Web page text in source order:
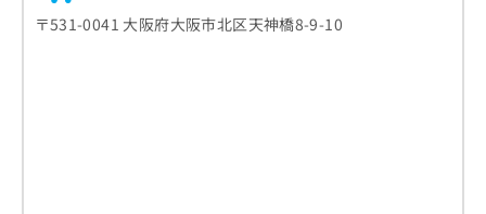
〒531-0041 大阪府大阪市北区天神橋8-9-10